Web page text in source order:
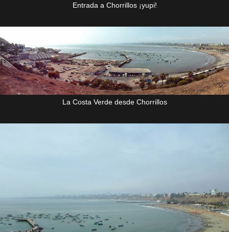
Entrada a Chorrillos ¡yupi!
La Costa Verde desde Chorrillos